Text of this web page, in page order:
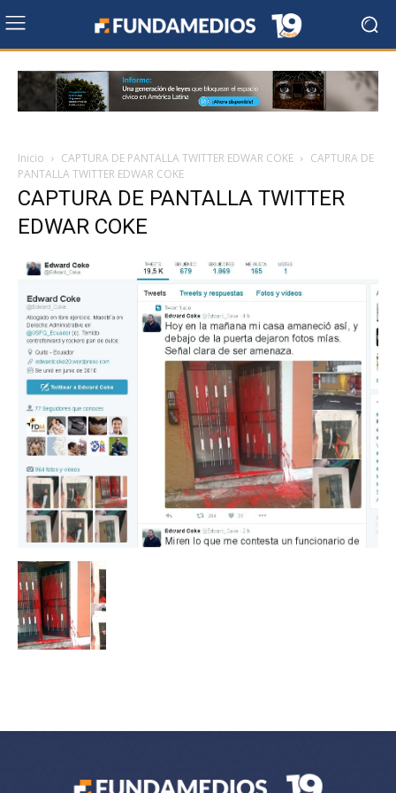
Inicio CAPTURA DE PANTALLA TWITTER EDWAR COKE
CAPTURA DE
PANTALLA TWITTER EDWAR COKE
CAPTURA DE PANTALLA TWITTER
EDWAR COKE